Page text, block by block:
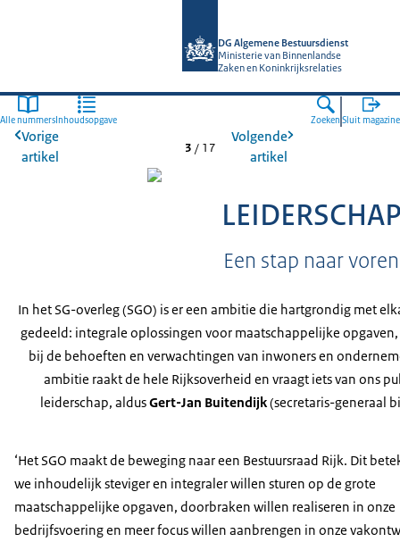
DG Algemene Bestuursdienst
Ministerie van Binnenlandse
Zaken en Koninkrijksrelaties
Alle nummers Inhoudsopgave Zoeken Sluit magazine
Vorige
artikel
3 / 17
Volgende
artikel
Een stap naar voren
In het SG-overleg (SGO) is er een ambitie die hartgrondig met
gedeeld: integrale oplossingen voor maatschappelijke opgaven,
bij de behoeften en verwachtingen van inwoners en
ambitie raakt de hele Rijksoverheid en vraagt iets van ons
leiderschap, aldusGert-Jan Buitendijk(secretaris-generaal
‘Het SGO maakt de beweging naar een Bestuursraad Rijk. Dit
we inhoudelijk steviger en integraler willen sturen op de grote
maatschappelijke opgaven, doorbraken willen realiseren in onze
bedrijfsvoering en meer focus willen aanbrengen in onze